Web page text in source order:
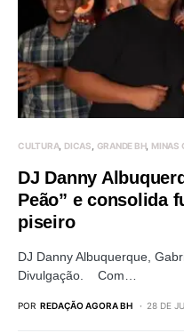
CULTURA DICAS GRANDE BH MINAS
DJ Danny
Peão” e consolida
piseiro
DJ Danny Albuquerque,
Divulgação. Com…
POR REDAÇÃO AGORA BH 28 DE